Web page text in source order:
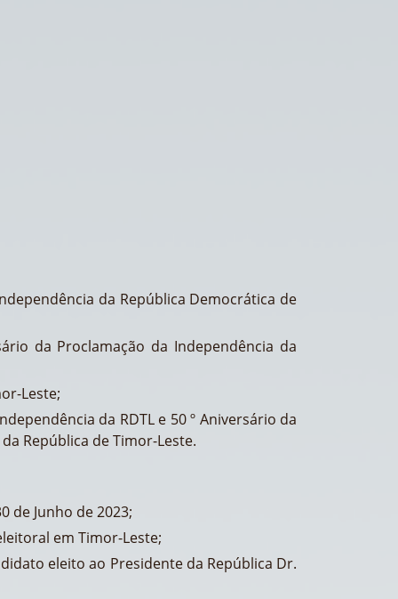
da República Democrática de
da Proclamação da Independência da
Leste;
da RDTL e 50 º Aniversário da
República de Timor-Leste.
de Junho de 2023;
em Timor-Leste;
eleito ao Presidente da República Dr.